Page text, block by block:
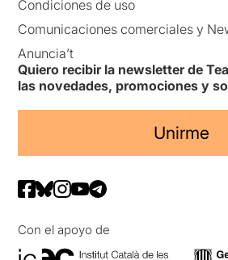
Condiciones de uso
Comunicaciones comerciales y
Anuncia’t
Quiero recibir la newsletter de
las novedades, promociones y
Unirme
Con el apoyo de